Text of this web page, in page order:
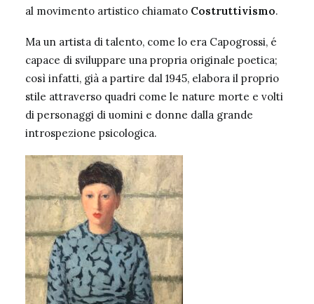
al movimento artistico chiamato Costruttivismo.
Ma un artista di talento, come lo era Capogrossi, é
capace di sviluppare una propria originale poetica;
così infatti, già a partire dal 1945, elabora il proprio
stile attraverso quadri come le nature morte e volti
di personaggi di uomini e donne dalla grande
introspezione psicologica.